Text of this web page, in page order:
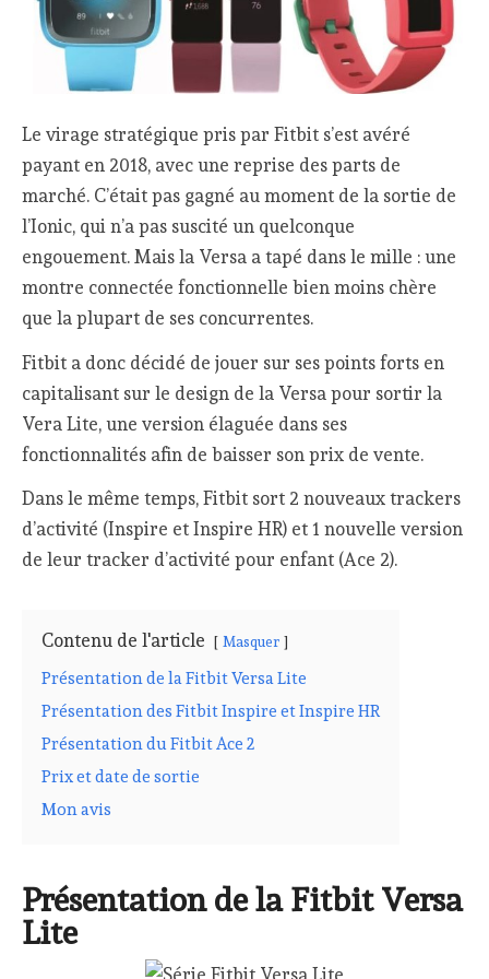
Le virage stratégique pris par Fitbit s’est avéré
payant en 2018, avec une reprise des parts de
marché. C’était pas gagné au moment de la sortie de
l’Ionic, qui n’a pas suscité un quelconque
engouement. Mais la Versa a tapé dans le mille : une
montre connectée fonctionnelle bien moins chère
que la plupart de ses concurrentes.
Fitbit a donc décidé de jouer sur ses points forts en
capitalisant sur le design de la Versa pour sortir la
Vera Lite, une version élaguée dans ses
fonctionnalités afin de baisser son prix de vente.
Dans le même temps, Fitbit sort 2 nouveaux trackers
d’activité (Inspire et Inspire HR) et 1 nouvelle version
de leur tracker d’activité pour enfant (Ace 2).
Contenu de l'article Masquer
Présentation de la Fitbit Versa Lite
Présentation des Fitbit Inspire et Inspire HR
Présentation du Fitbit Ace 2
Prix et date de sortie
Mon avis
Présentation de la Fitbit Versa
Lite